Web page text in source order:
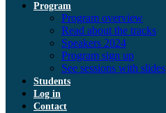
Program
Program overview
Read about the tracks
Speakers 2024
Program sign up
See sessions with slides
Students
Log in
Contact